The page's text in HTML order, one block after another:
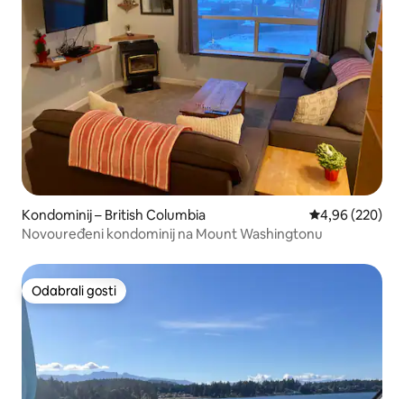
Kondominij – British Columbia Prosječna
4,96 (220)
Novouređeni kondominij na Mount Washingtonu
Odabrali gosti
Odabrali gosti